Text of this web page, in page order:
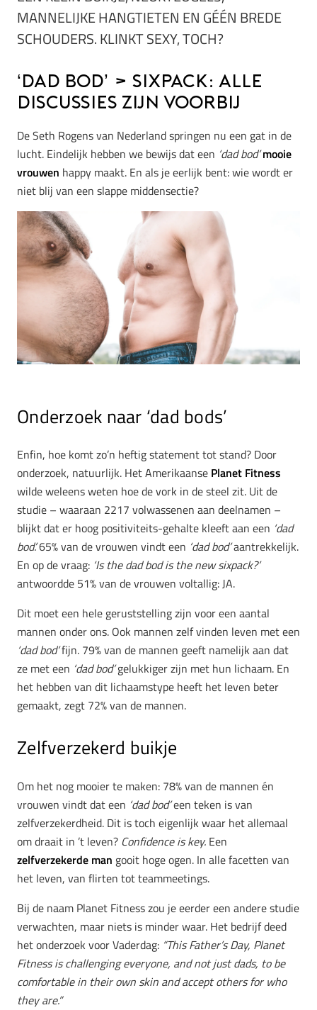
MANNELIJKE HANGTIETEN EN GÉÉN BREDE
SCHOUDERS. KLINKT SEXY, TOCH?
‘Dad bod’ > sixpack: alle
discussies zijn voorbij
De Seth Rogens van Nederland springen nu een gat in de
lucht. Eindelijk hebben we bewijs dat een ‘dad bod’ mooie
vrouwen happy maakt. En als je eerlijk bent: wie wordt er
niet blij van een slappe middensectie?
Onderzoek naar ‘dad bods’
Enfin, hoe komt zo’n heftig statement tot stand? Door
onderzoek, natuurlijk. Het Amerikaanse Planet Fitness
wilde weleens weten hoe de vork in de steel zit. Uit de
studie – waaraan 2217 volwassenen aan deelnamen –
blijkt dat er hoog positiviteits-gehalte kleeft aan een ‘dad
bod’.65% van de vrouwen vindt een ‘dad bod’aantrekkelijk.
En op de vraag: ‘Is the dad bod is the new sixpack?’
antwoordde 51% van de vrouwen voltallig: JA.
Dit moet een hele geruststelling zijn voor een aantal
mannen onder ons. Ook mannen zelf vinden leven met een
‘dad bod’fijn. 79% van de mannen geeft namelijk aan dat
ze met een ‘dad bod’gelukkiger zijn met hun lichaam. En
het hebben van dit lichaamstype heeft het leven beter
gemaakt, zegt 72% van de mannen.
Zelfverzekerd buikje
Om het nog mooier te maken: 78% van de mannen én
vrouwen vindt dat een ‘dad bod’een teken is van
zelfverzekerdheid. Dit is toch eigenlijk waar het allemaal
om draait in ’t leven? Confidence is key. Een
zelfverzekerde man gooit hoge ogen. In alle facetten van
het leven, van flirten tot teammeetings.
Bij de naam Planet Fitness zou je eerder een andere studie
verwachten, maar niets is minder waar. Het bedrijf deed
het onderzoek voor Vaderdag: “This Father’s Day, Planet
Fitness is challenging everyone, and not just dads, to be
comfortable in their own skin and accept others for who
they are.”